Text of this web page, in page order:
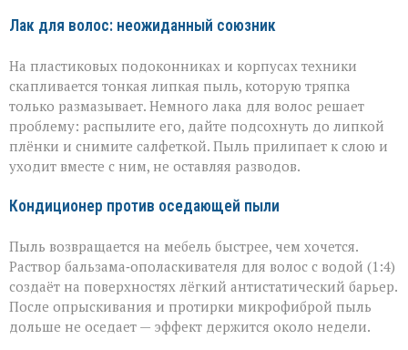
Лак для волос: неожиданный союзник
На пластиковых подоконниках и корпусах техники
скапливается тонкая липкая пыль, которую тряпка
только размазывает. Немного лака для волос решает
проблему: распылите его, дайте подсохнуть до липкой
плёнки и снимите салфеткой. Пыль прилипает к слою и
уходит вместе с ним, не оставляя разводов.
Кондиционер против оседающей пыли
Пыль возвращается на мебель быстрее, чем хочется.
Раствор бальзама‑ополаскивателя для волос с водой (1:4)
создаёт на поверхностях лёгкий антистатический барьер.
После опрыскивания и протирки микрофиброй пыль
дольше не оседает — эффект держится около недели.